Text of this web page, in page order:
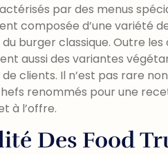
par des menus
composée d’une variété
burger classique. Outre les
aussi des variantes
clients. Il n’est pas rare
renommés pour une
à l’offre.
Des Food